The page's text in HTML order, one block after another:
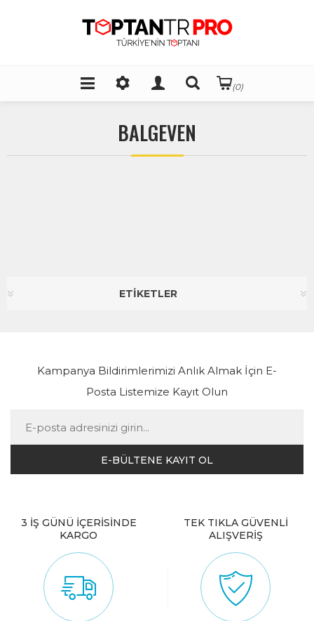
(0)
BALGEVEN
ETİKETLER
Kampanya Bildirimlerimizi Anlık Almak İçin E-
Posta Listemize Kayıt Olun
3 İŞ GÜNÜ İÇERİSİNDE
KARGO
TEK TIKLA GÜVENLİ
ALIŞVERİŞ